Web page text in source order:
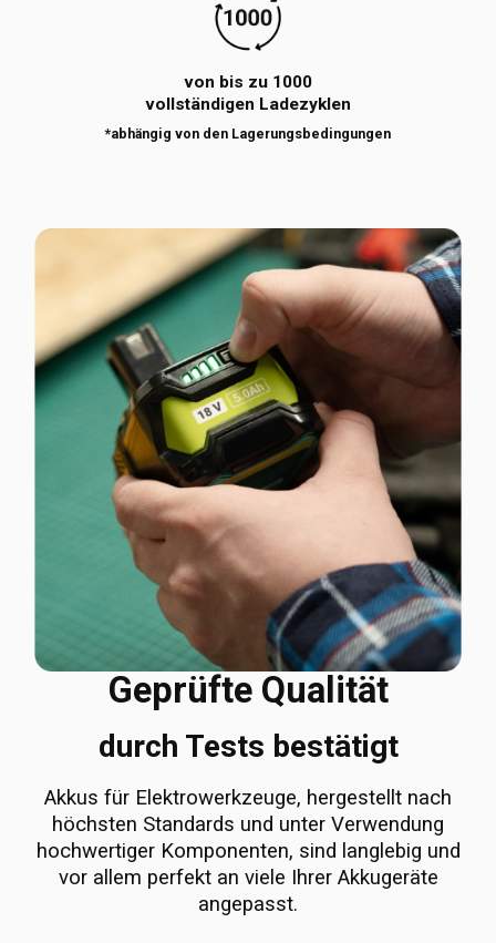
von bis zu 1000
vollständigen Ladezyklen
*abhängig von den Lagerungsbedingungen
Geprüfte Qualität
durch Tests bestätigt
Akkus für Elektrowerkzeuge, hergestellt nach
höchsten Standards und unter Verwendung
hochwertiger Komponenten, sind langlebig und
vor allem perfekt an viele Ihrer Akkugeräte
angepasst.